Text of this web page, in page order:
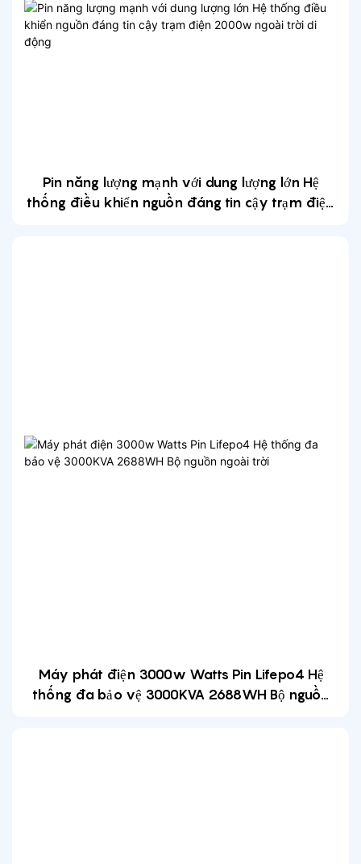
Pin năng lượng mạnh với dung lượng lớn Hệ
thống điều khiển nguồn đáng tin cậy trạm điện
Máy phát điện 3000w Watts Pin Lifepo4 Hệ
thống đa bảo vệ 3000KVA 2688WH Bộ nguồn